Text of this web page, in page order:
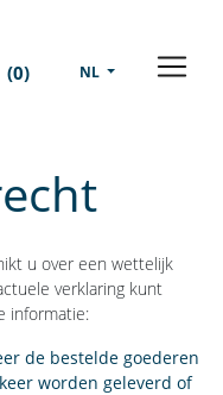
(0) NL
u over een wettelijk
verklaring kunt
informatie:
de bestelde goederen
worden geleverd of